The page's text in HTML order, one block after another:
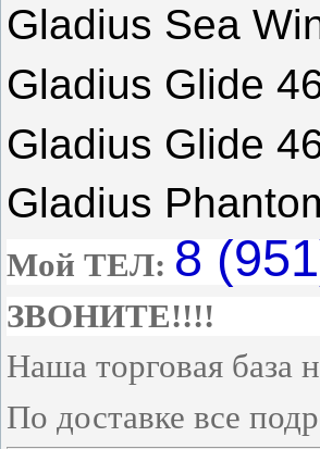
Gladius Sea
Gladius Glide
Gladius Glide
Gladius
Мой ТЕЛ: 8
ЗВОНИТЕ!!!!
Наша торговая база
По доставке все